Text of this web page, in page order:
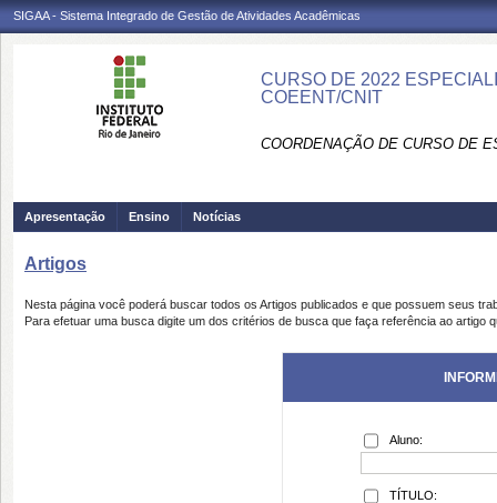
SIGAA - Sistema Integrado de Gestão de Atividades Acadêmicas
CURSO DE 2022
COEENT/CNIT
COORDENAÇÃO DE CURSO DE
Apresentação Ensino Notícias
Artigos
Nesta página você poderá buscar todos os Artigos publicados e que possuem seus
Para efetuar uma busca digite um dos critérios de busca que faça referência ao artigo
Aluno:
TÍTULO: